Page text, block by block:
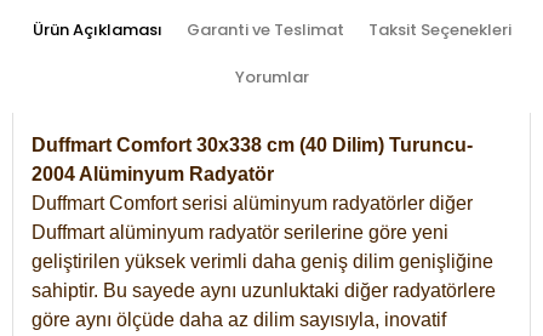
Ürün Açıklaması Garanti ve Teslimat Taksit Seçenekleri
Yorumlar
Duffmart Comfort 30x338 cm (40 Dilim) Turuncu-
2004 Alüminyum Radyatör
Duffmart Comfort serisi alüminyum radyatörler diğer
Duffmart alüminyum radyatör serilerine göre yeni
geliştirilen yüksek verimli daha geniş dilim genişliğine
sahiptir. Bu sayede aynı uzunluktaki diğer radyatörlere
göre aynı ölçüde daha az dilim sayısıyla, inovatif